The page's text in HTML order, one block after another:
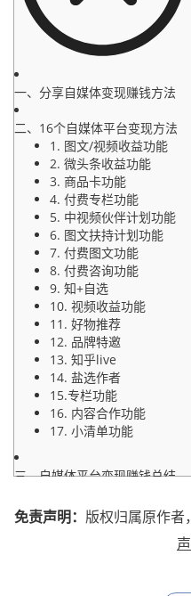
一、分享自媒体变现赚钱方法
二、16个自媒体平台变现方法
1. 图文/视频收益功能
2. 微头条收益功能
3. 商品卡功能
4. 付费专栏功能
5. 中视频伙伴计划功能
6. 图文扶持计划功能
7. 付费图文功能
8. 付费咨询功能
9. 知+自选
10. 视频收益功能
11. 好物推荐
12. 品牌特邀
13. 知乎live
14. 盐选作者
15.专栏功能
16. 内容合作功能
17. 小清单功能
三、自媒体平台变现赚钱总结
免责声明： 版权归属原作者